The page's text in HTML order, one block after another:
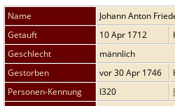
Name Johann Anton
Getauft
10 Apr 1712
Geschlecht
männlich
Gestorben
vor 30 Apr 1746
Personen-Kennung
I320